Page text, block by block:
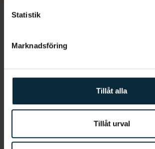
Statistik
Marknadsföring
Tillåt alla
Tillåt urval